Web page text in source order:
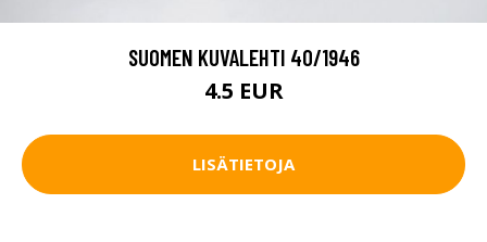
SUOMEN KUVALEHTI 40/1946
4.5 EUR
LISÄTIETOJA